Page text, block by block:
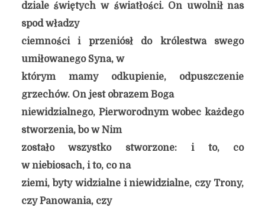
dziale świętych w światłości. On uwolnił nas
spod władzy
ciemności i przeniósł do królestwa swego
umiłowanego Syna, w
którym mamy odkupienie, odpuszczenie
grzechów. On jest obrazem Boga
niewidzialnego, Pierworodnym wobec każdego
stworzenia, bo w Nim
zostało wszystko stworzone: i to, co
w niebiosach, i to, co na
ziemi, byty widzialne i niewidzialne, czy Trony,
czy Panowania, czy